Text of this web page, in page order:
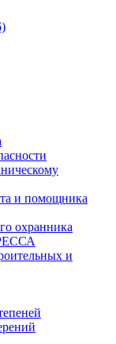
и помощника
охранника
и